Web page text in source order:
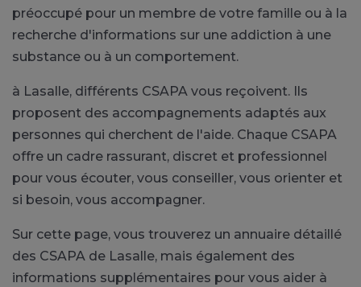
préoccupé pour un membre de votre famille ou à la
recherche d'informations sur une addiction à une
substance ou à un comportement.
à Lasalle, différents CSAPA vous reçoivent. Ils
proposent des accompagnements adaptés aux
personnes qui cherchent de l'aide. Chaque CSAPA
offre un cadre rassurant, discret et professionnel
pour vous écouter, vous conseiller, vous orienter et
si besoin, vous accompagner.
Sur cette page, vous trouverez un annuaire détaillé
des CSAPA de Lasalle, mais également des
informations supplémentaires pour vous aider à